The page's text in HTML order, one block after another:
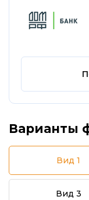
Варианты
Вид 1
Вид 3